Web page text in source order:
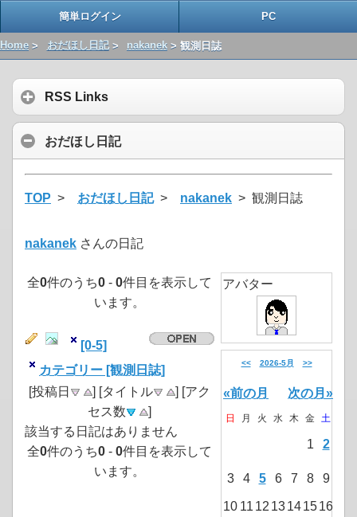
簡単ログイン PC
Home > おだほし日記> nakanek > 観測日誌
RSS Links
おだほし日記
TOP > おだほし日記> nakanek > 観測日誌
nakanek さんの日記
全0件のうち0 - 0件目を表示して
います。
[0-5]
カテゴリー [観測日誌]
[投稿日
] [タイトル
] [アク
セス数
]
該当する日記はありません
全0件のうち0 - 0件目を表示して
います。
アバター
<< 2026-5月 >>
«前の月 次の月»
日 月 火 水 木 金 土
1 2
3 4 5 6 7 8 9
10 11 12 13141516